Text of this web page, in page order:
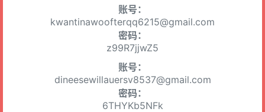
账号：
kwantinawoofterqq6215@gmail.com
密码：
z99R7jjwZ5
账号：
dineesewillauersv8537@gmail.com
密码：
6THYKb5NFk